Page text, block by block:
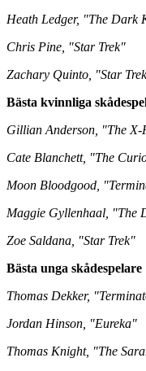
Heath Ledger, "The Dark
Chris Pine, "Star Trek"
Zachary Quinto, "Star
Bästa kvinnliga
Gillian Anderson, "The X-
Cate Blanchett, "The
Moon Bloodgood,
Maggie Gyllenhaal, "The
Zoe Saldana, "Star Trek"
Bästa unga skådespelare
Thomas Dekker,
Jordan Hinson, "Eureka"
Thomas Knight, "The